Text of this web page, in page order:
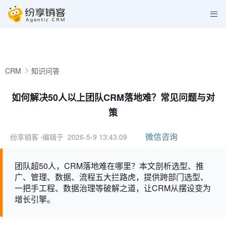
CRM 知识问答
如何解决50人以上团队CRM落地难？常见问题与对
策
纷享销客 ⋅编辑于 2026-5-9 13:43:09 微信咨询
团队超50人，CRM落地难在哪里？本文剖析选型、推
广、管理、数据、流程五大拦路虎，提供跨部门选型、
一把手工程、数据治理等破解之道，让CRM从摆设变为
增长引擎。